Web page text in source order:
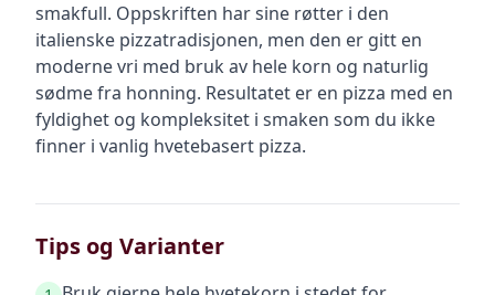
smakfull. Oppskriften har sine røtter i den
italienske pizzatradisjonen, men den er gitt en
moderne vri med bruk av hele korn og naturlig
sødme fra honning. Resultatet er en pizza med en
fyldighet og kompleksitet i smaken som du ikke
finner i vanlig hvetebasert pizza.
Tips og Varianter